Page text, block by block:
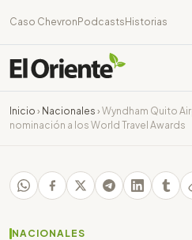
Caso Chevron Podcasts Historias
Inicio › Nacionales › Wyndham Quito
nominación a los World Travel Awards
NACIONALES